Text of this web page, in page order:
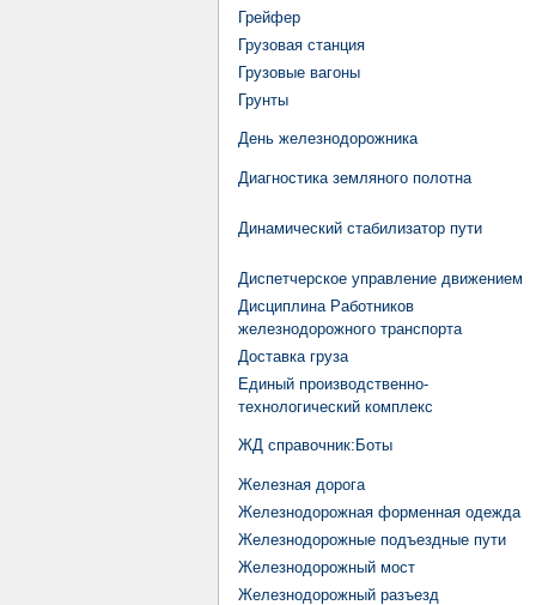
Грейфер
Грузовая станция
Грузовые вагоны
Грунты
День железнодорожника
Диагностика земляного полотна
Динамический стабилизатор пути
Диспетчерское управление движением
Дисциплина Работников
железнодорожного транспорта
Доставка груза
Единый производственно-
технологический комплекс
ЖД cправочник:Боты
Железная дорога
Железнодорожная форменная одежда
Железнодорожные подъездные пути
Железнодорожный мост
Железнодорожный разъезд